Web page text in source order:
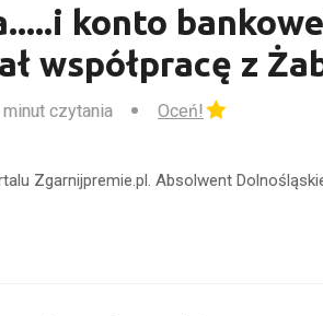
konto
współpracę z
minut czytania Oceń!
Zgarnijpremie.pl. Absolwent Dolnośląskiej